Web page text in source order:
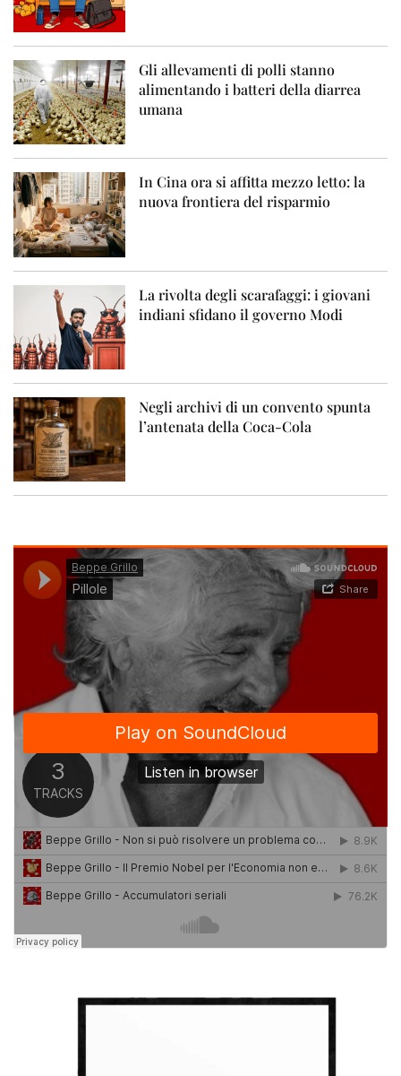
Gli allevamenti di polli stanno
alimentando i batteri della diarrea
umana
In Cina ora si affitta mezzo letto: la
nuova frontiera del risparmio
La rivolta degli scarafaggi: i giovani
indiani sfidano il governo Modi
Negli archivi di un convento spunta
l’antenata della Coca-Cola